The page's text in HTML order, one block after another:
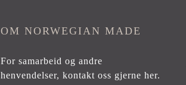
OM NORWEGIAN MADE
For samarbeid og andre
henvendelser,kontakt oss gjerne her.